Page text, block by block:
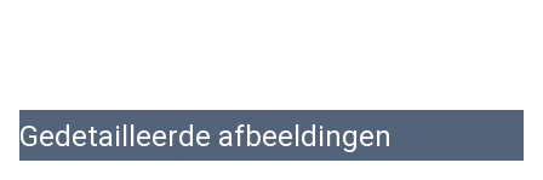
Gedetailleerde afbeeldingen